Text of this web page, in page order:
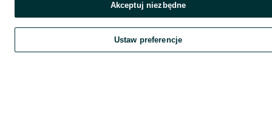
Szukaj Obserwujesz Dodaj Czat
Akceptuj niezbędne
Ustaw preferencje